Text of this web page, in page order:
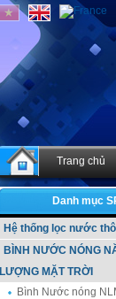
Trang chủ
Danh mục
Hệ thống lọc nước thô
BÌNH NƯỚC NÓNG
LƯỢNG MẶT TRỜI
Bình Nước nóng